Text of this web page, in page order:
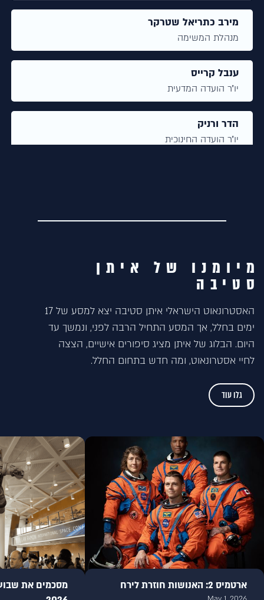
מירב כתריאל שטרקר
מנהלת המשימה
ענבל קרייס
יו״ר הועדה המדעית
הדר ורניק
יו״ר הועדה החינוכית
שרי רוט
סמנכ"לית קמאטק
שלי רון אדיב
מנהלת חינוך וקהילה בסוכנות החלל הישראלית
מאיה גולן
מנהלת פילנתרופיה משפחתית, JNF ישראל
עדי אלטשולר
יזמת חברתית, מייסדת תנועת הנוער 'כנפיים של
קרמבו', מקימת מיזם 'זכרון בסלון' ומייסדת
'אינקלו - בתי הספר המכילים'
יניב ויצמן
מנכ"ל ובעלים חברת teenk, מייסד ויו"ר ארגון
הנוער הגאה, חבר מועצת העיר תל אביב-יפו
בר מכלוף
מיומנו של איתן
סטיבה
האסטרונאוט הישראלי איתן סטיבה יצא למסע של 17
ימים בחלל, אך המסע התחיל הרבה לפני, ונמשך עד
היום. הבלוג של איתן מציג סיפורים אישיים, הצצה
לחיי אסטרונאוט, ומה חדש בתחום החלל.
גלו עוד
ארטמיס 2: האנושות חוזרת לירח
מסכמים את